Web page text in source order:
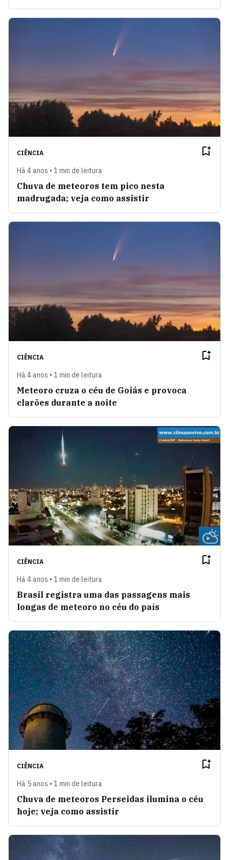
CIÊNCIA
Há 4 anos • 1 min de leitura
Chuva de meteoros tem pico nesta
madrugada; veja como assistir
CIÊNCIA
Há 4 anos • 1 min de leitura
Meteoro cruza o céu de Goiás e provoca
clarões durante a noite
CIÊNCIA
Há 4 anos • 1 min de leitura
Brasil registra uma das passagens mais
longas de meteoro no céu do país
CIÊNCIA
Há 5 anos • 1 min de leitura
Chuva de meteoros Perseidas ilumina o céu
hoje; veja como assistir